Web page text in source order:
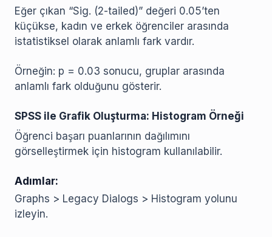
Eğer çıkan “Sig. (2-tailed)” değeri 0.05’ten
küçükse, kadın ve erkek öğrenciler arasında
istatistiksel olarak anlamlı fark vardır.
Örneğin: p = 0.03 sonucu, gruplar arasında
anlamlı fark olduğunu gösterir.
SPSS ile Grafik Oluşturma: Histogram Örneği
Öğrenci başarı puanlarının dağılımını
görselleştirmek için histogram kullanılabilir.
Adımlar:
Graphs > Legacy Dialogs > Histogram yolunu
izleyin.